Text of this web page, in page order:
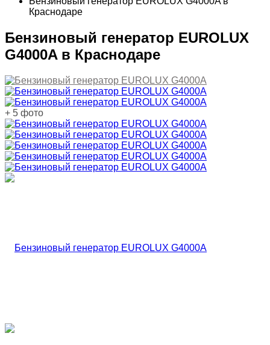
Краснодаре
Бензиновый генератор EUROLUX
G4000A в Краснодаре
+ 5 фото